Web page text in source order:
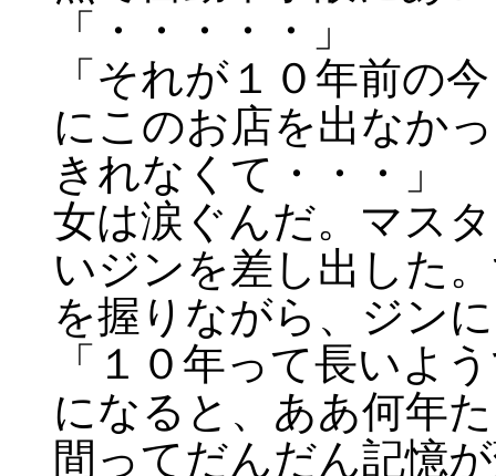
「・・・・・」
「それが１０年前の
にこのお店を出なか
きれなくて・・・」
女は涙ぐんだ。マス
いジンを差し出した
を握りながら、ジン
「１０年って長いよ
になると、ああ何年
間ってだんだん記憶